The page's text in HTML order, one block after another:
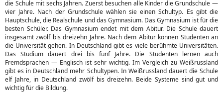
die Schule mit sechs Jahren. Zuerst besuchen alle Kinder die Grundschule —
vier Jahre. Nach der Grundschule wählen sie einen Schultyp. Es gibt die
Hauptschule, die Realschule und das Gymnasium. Das Gymnasium ist für die
besten Schüler. Das Gymnasium endet mit dem Abitur. Die Schule dauert
insgesamt zwölf bis dreizehn Jahre. Nach dem Abitur können Studenten an
die Universität gehen. In Deutschland gibt es viele berühmte Universitäten.
Das Studium dauert drei bis fünf Jahre. Die Studenten lernen auch
Fremdsprachen — Englisch ist sehr wichtig. Im Vergleich zu Weißrussland
gibt es in Deutschland mehr Schultypen. In Weißrussland dauert die Schule
elf Jahre, in Deutschland zwölf bis dreizehn. Beide Systeme sind gut und
wichtig für die Bildung.